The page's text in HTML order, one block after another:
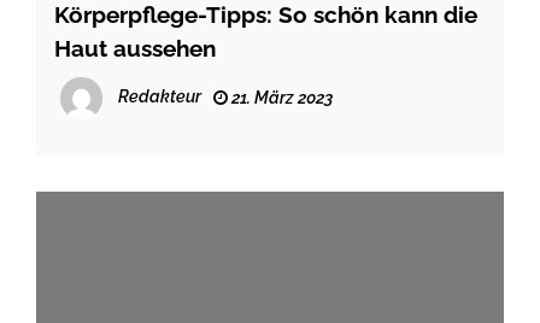
Körperpflege-Tipps: So schön kann die
Haut aussehen
Redakteur 21. März 2023